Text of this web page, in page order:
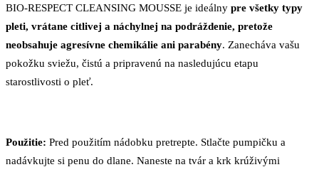
BIO-RESPECT CLEANSING MOUSSE je ideálny pre všetky typy
pleti, vrátane citlivej a náchylnej na podráždenie, pretože
neobsahuje agresívne chemikálie ani parabény. Zanecháva vašu
pokožku sviežu, čistú a pripravenú na nasledujúcu etapu
starostlivosti o pleť.
Použitie: Pred použitím nádobku pretrepte. Stlačte pumpičku a
nadávkujte si penu do dlane. Naneste na tvár a krk krúživými